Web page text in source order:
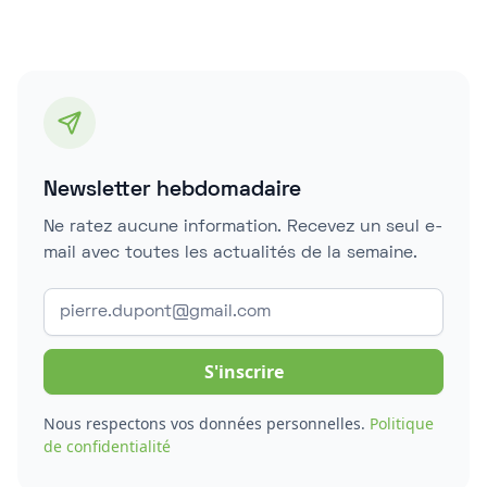
Newsletter hebdomadaire
Ne ratez aucune information. Recevez un seul e-
mail avec toutes les actualités de la semaine.
Nous respectons vos données personnelles. Politique
de confidentialité